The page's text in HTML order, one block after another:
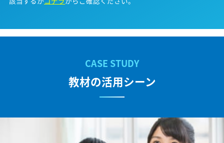
教材の活用シーン